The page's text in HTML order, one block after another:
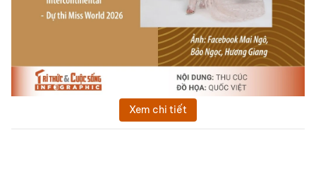
Xem chi tiết